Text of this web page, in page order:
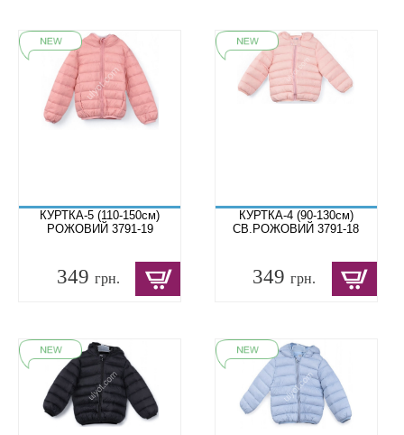
КУРТКА-5 (110-150см)
РОЖОВИЙ 3791-19
349 грн.
КУРТКА-4 (90-130см)
СВ.РОЖОВИЙ 3791-18
349грн.